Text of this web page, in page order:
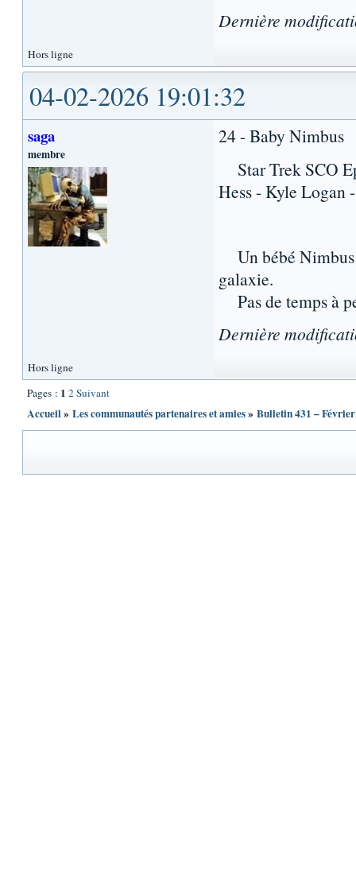
Dernière
Hors ligne
04-02-2026 19:01:32
saga
membre
24 - Baby Nimbus
Star Trek SCO
Hess - Kyle Logan
Un bébé Nimbus
galaxie.
Pas de temps à
Dernière
Hors ligne
Pages : 1 2Suivant
Accueil» Les communautés partenaires et amies» Bulletin 431 –